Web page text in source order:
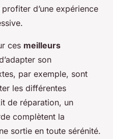
d’une expérience
ces meilleurs
son
par exemple, sont
les différentes
de réparation, un
complètent la
sortie en toute sérénité.